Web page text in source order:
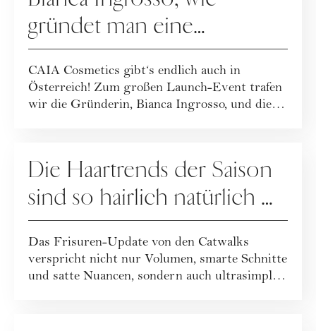
gründet man eine
erfolgreiche Beauty-Brand?
CAIA Cosmetics gibt‘s endlich auch in
Österreich! Zum großen Launch-Event trafen
wir die Gründerin, Bianca Ingrosso, und die
Die Haartrends der Saison
sind so hairlich natürlich …
Das Frisuren-Update von den Catwalks
verspricht nicht nur Volumen, smarte Schnitte
und satte Nuancen, sondern auch ultrasimple